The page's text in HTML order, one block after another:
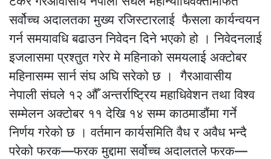
सर्वोच्च अदालतका मुख्य रजिस्टारलाई फैसला कार्यन्वयन
गर्न समयावधि बढाउन निवेदन दिने भएको हो । निवेदनलाई
इजलासमा प्रश्तुत गरेर मे महिनाको समयलाई अक्टोबर
महिनासम्म सार्न संघ अघि सरेको छ । गैरआवासीय
नेपाली संघले १२ औँ अन्तर्राष्ट्रिय महाधिवेशन तथा विश्व
सम्मेलन अक्टोबर ११ देखि १४ सम्म काठमाडौंमा गर्ने
निर्णय गरेको छ । वर्तमान कार्यसमिति वैध र अवैध भन्दै
परेको फरक—फरक मुद्दामा सर्वोच्च अदालतले फरक—